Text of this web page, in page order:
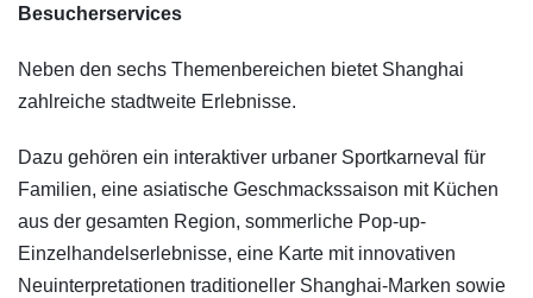
Besucherservices
Neben den sechs Themenbereichen bietet Shanghai
zahlreiche stadtweite Erlebnisse.
Dazu gehören ein interaktiver urbaner Sportkarneval für
Familien, eine asiatische Geschmackssaison mit Küchen
aus der gesamten Region, sommerliche Pop-up-
Einzelhandelserlebnisse, eine Karte mit innovativen
Neuinterpretationen traditioneller Shanghai-Marken sowie